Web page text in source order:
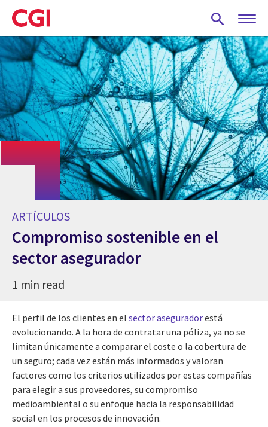
Skip
to
main
content
ARTÍCULOS
Compromiso sostenible en el
sector asegurador
1 min read
El perfil de los clientes en el sector aseguradorestá
evolucionando. A la hora de contratar una póliza, ya no se
limitan únicamente a comparar el coste o la cobertura de
un seguro; cada vez están más informados y valoran
factores como los criterios utilizados por estas compañías
para elegir a sus proveedores, su compromiso
medioambiental o su enfoque hacia la responsabilidad
social en los procesos de innovación.